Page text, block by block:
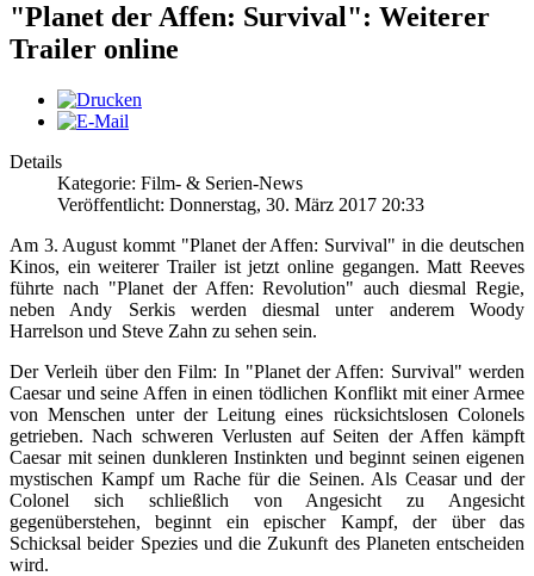
"Planet der Affen: Survival": Weiterer
Trailer online
Details
Kategorie: Film- & Serien-News
Veröffentlicht: Donnerstag, 30. März 2017 20:33
Am 3. August kommt "Planet der Affen: Survival" in die deutschen
Kinos, ein weiterer Trailer ist jetzt online gegangen. Matt Reeves
führte nach "Planet der Affen: Revolution" auch diesmal Regie,
neben Andy Serkis werden diesmal unter anderem Woody
Harrelson und Steve Zahn zu sehen sein.
Der Verleih über den Film: In "Planet der Affen: Survival" werden
Caesar und seine Affen in einen tödlichen Konflikt mit einer Armee
von Menschen unter der Leitung eines rücksichtslosen Colonels
getrieben. Nach schweren Verlusten auf Seiten der Affen kämpft
Caesar mit seinen dunkleren Instinkten und beginnt seinen eigenen
mystischen Kampf um Rache für die Seinen. Als Ceasar und der
Colonel sich schließlich von Angesicht zu Angesicht
gegenüberstehen, beginnt ein epischer Kampf, der über das
Schicksal beider Spezies und die Zukunft des Planeten entscheiden
wird.